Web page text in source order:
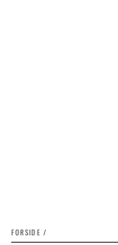
FORSIDE /